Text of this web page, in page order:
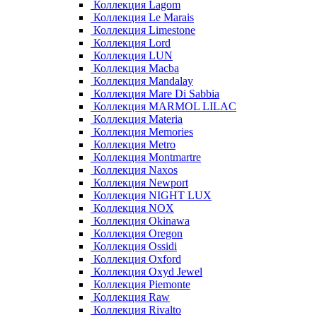
Коллекция Lagom
Коллекция Le Marais
Коллекция Limestone
Коллекция Lord
Коллекция LUN
Коллекция Macba
Коллекция Mandalay
Коллекция Mare Di Sabbia
Коллекция MARMOL LILAC
Коллекция Materia
Коллекция Memories
Коллекция Metro
Коллекция Montmartre
Коллекция Naxos
Коллекция Newport
Коллекция NIGHT LUX
Коллекция NOX
Коллекция Okinawa
Коллекция Oregon
Коллекция Ossidi
Коллекция Oxford
Коллекция Oxyd Jewel
Коллекция Piemonte
Коллекция Raw
Коллекция Rivalto